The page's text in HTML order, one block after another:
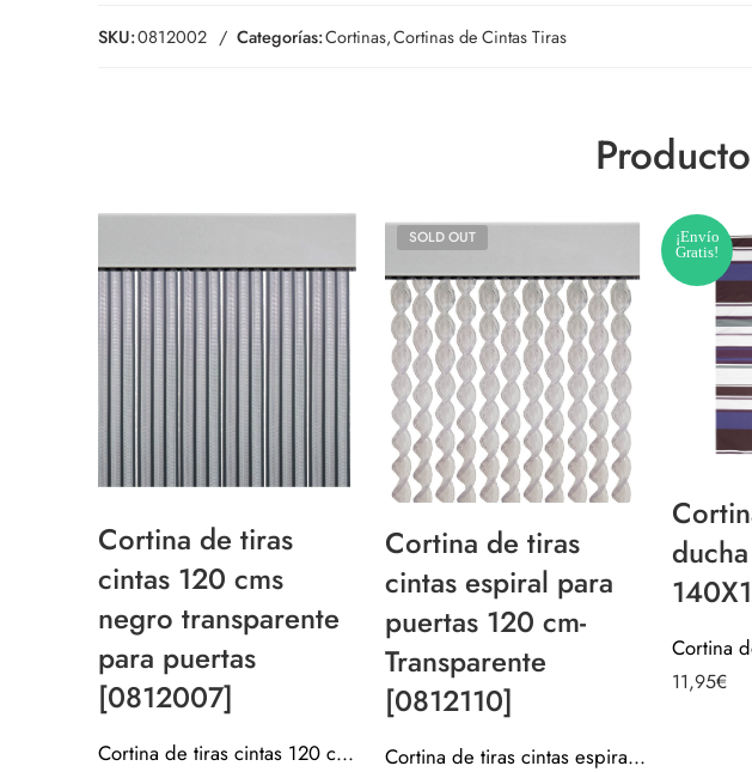
SKU:0812002 Categorías:Cortinas,Cortinas de Cintas Tiras
Cortina de tiras
cintas 120 cms
negro transparente
para puertas
[0812007]
Cortina de tiras cintas 120 cms negro transparente para puertas [0812007]
SOLD OUT
Cortina de tiras
cintas espiral para
puertas 120 cm-
Transparente
[0812110]
Cortina de tiras cintas espiral para puertas 120 cm- Transparente [0812110]
¡Envío
Gratis!
11,95€